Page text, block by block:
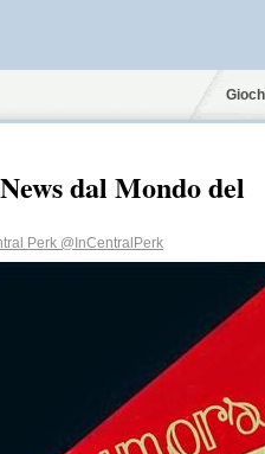
dal Mondo del
Perk @InCentralPerk